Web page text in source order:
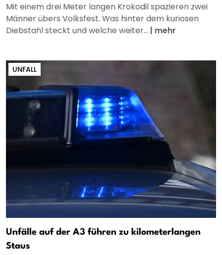
Mit einem drei Meter langen Krokodil spazieren zwei
Männer übers Volksfest. Was hinter dem kuriosen
Diebstahl steckt und welche weiter... | mehr
UNFALL
Unfälle auf der A3 führen zu kilometerlangen
Staus